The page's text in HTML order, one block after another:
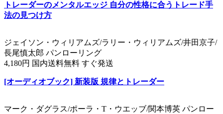
トレーダーのメンタルエッジ 自分の性格に合うトレード手
法の見つけ方
ジェイソン・ウィリアムズ/ラリー・ウィリアムズ/井田京子/
長尾慎太郎 パンローリング
4,180円 国内送料無料 すぐ発送
[オーディオブック] 新装版 規律とトレーダー
マーク・ダグラス/ポーラ・T・ウエッブ/関本博英 パンロー